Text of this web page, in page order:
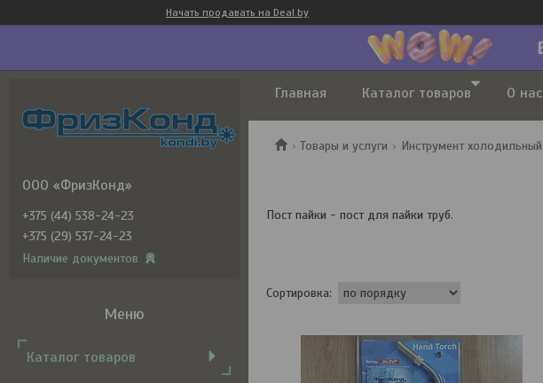
Начать продавать на Deal.by
Главная Каталог товаров О нас
Товары и услуги Инструмент холодильный
Пост пайки - пост для пайки труб.
ООО «ФризКонд»
+375 (44) 538-24-23
+375 (29) 537-24-23
Наличие документов
Каталог товаров